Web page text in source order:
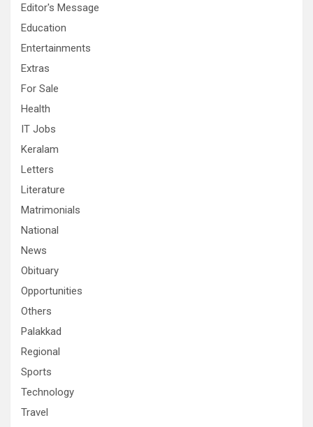
Editor's Message
Education
Entertainments
Extras
For Sale
Health
IT Jobs
Keralam
Letters
Literature
Matrimonials
National
News
Obituary
Opportunities
Others
Palakkad
Regional
Sports
Technology
Travel